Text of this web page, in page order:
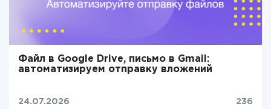
Файл в Google Drive, письмо в Gmail:
автоматизируем отправку вложений
24.07.2026 236